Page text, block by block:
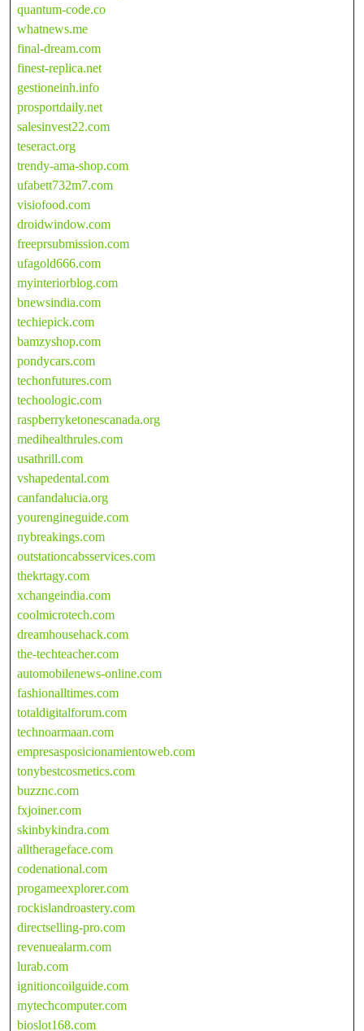
quantum-code.co
whatnews.me
final-dream.com
finest-replica.net
gestioneinh.info
prosportdaily.net
salesinvest22.com
teseract.org
trendy-ama-shop.com
ufabett732m7.com
visiofood.com
droidwindow.com
freeprsubmission.com
ufagold666.com
myinteriorblog.com
bnewsindia.com
techiepick.com
bamzyshop.com
pondycars.com
techonfutures.com
techoologic.com
raspberryketonescanada.org
medihealthrules.com
usathrill.com
vshapedental.com
canfandalucia.org
yourengineguide.com
nybreakings.com
outstationcabsservices.com
thekrtagy.com
xchangeindia.com
coolmicrotech.com
dreamhousehack.com
the-techteacher.com
automobilenews-online.com
fashionalltimes.com
totaldigitalforum.com
technoarmaan.com
empresasposicionamientoweb.com
tonybestcosmetics.com
buzznc.com
fxjoiner.com
skinbykindra.com
alltherageface.com
codenational.com
progameexplorer.com
rockislandroastery.com
directselling-pro.com
revenuealarm.com
lurab.com
ignitioncoilguide.com
mytechcomputer.com
bioslot168.com